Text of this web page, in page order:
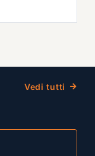
Vedi tutti